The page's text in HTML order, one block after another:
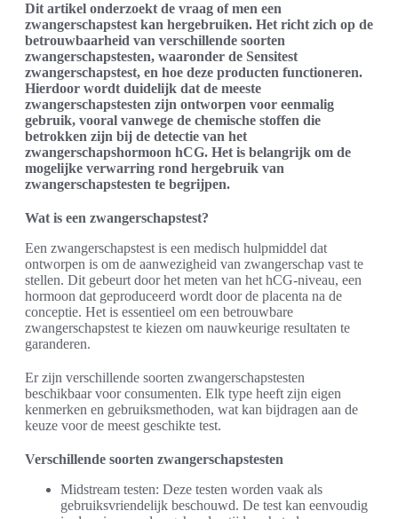
Dit artikel onderzoekt de vraag of men een
zwangerschapstest kan hergebruiken. Het richt zich op de
betrouwbaarheid van verschillende soorten
zwangerschapstesten, waaronder de Sensitest
zwangerschapstest, en hoe deze producten functioneren.
Hierdoor wordt duidelijk dat de meeste
zwangerschapstesten zijn ontworpen voor eenmalig
gebruik, vooral vanwege de chemische stoffen die
betrokken zijn bij de detectie van het
zwangerschapshormoon hCG. Het is belangrijk om de
mogelijke verwarring rond hergebruik van
zwangerschapstesten te begrijpen.
Wat is een zwangerschapstest?
Een zwangerschapstest is een medisch hulpmiddel dat
ontworpen is om de aanwezigheid van zwangerschap vast te
stellen. Dit gebeurt door het meten van het hCG-niveau, een
hormoon dat geproduceerd wordt door de placenta na de
conceptie. Het is essentieel om een betrouwbare
zwangerschapstest te kiezen om nauwkeurige resultaten te
garanderen.
Er zijn verschillende soorten zwangerschapstesten
beschikbaar voor consumenten. Elk type heeft zijn eigen
kenmerken en gebruiksmethoden, wat kan bijdragen aan de
keuze voor de meest geschikte test.
Verschillende soorten zwangerschapstesten
Midstream testen: Deze testen worden vaak als
gebruiksvriendelijk beschouwd. De test kan eenvoudig